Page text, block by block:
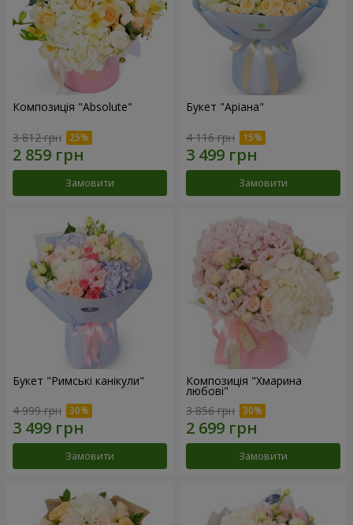
Композиція "Absolute"
3 812 грн
Замовити
Букет "Аріана"
4 116 грн
Замовити
Букет "Римські канікули"
4 999 грн
Замовити
Композиція "Хмарина
любові"
3 856 грн
Замовити